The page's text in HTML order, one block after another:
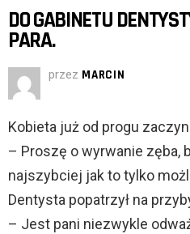
DO GABINETU
PARA.
przez MARCIN
Kobieta już od progu
– Proszę o wyrwanie zęba,
najszybciej jak to tylko
Dentysta popatrzył na
– Jest pani niezwykle